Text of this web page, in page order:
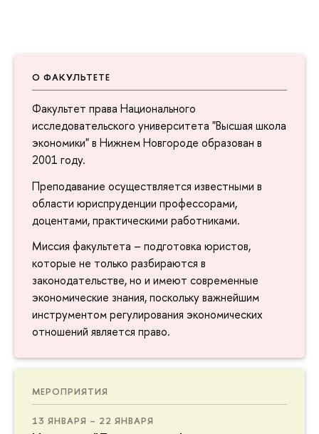
О ФАКУЛЬТЕТЕ
Факультет права Национального
исследовательского университета "Высшая школа
экономики" в Нижнем Новгороде образован в
2001 году.
Преподавание осуществляется известными в
области юриспруденции профессорами,
доцентами, практическими работниками.
Миссия факультета – подготовка юристов,
которые не только разбираются в
законодательстве, но и имеют современные
экономические знания, поскольку важнейшим
инструментом регулирования экономических
отношений является право.
МЕРОПРИЯТИЯ
13 ЯНВАРЯ – 22 ЯНВАРЯ